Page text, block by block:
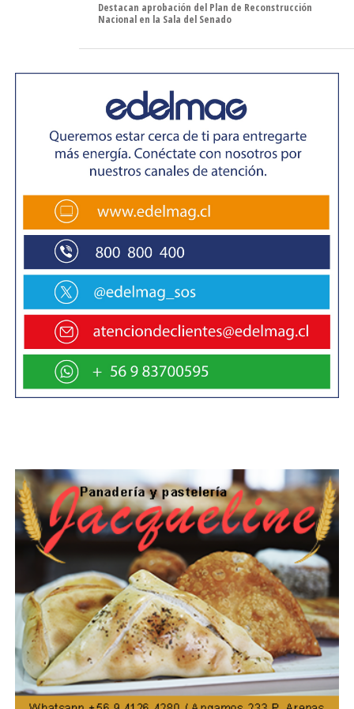
«Los Pincheiras del Sur».
Como broche de oro, «Tomo como rey» se presentó en
grupo pionero de la «nueva cumbia chilena» hizo bailar a
todo el público de la comuna rural, con un repertorio
propio que se nutre de cumbia, ska, rock e incluso
momentos de punk. El público coreó sus canciones más
famosas, como «el niño maravilla», «arriba de la pelota»,
«Estar en el aniversario de San Gregorio nos llena de
orgullo porque hemos recorrido varias partes de Chile,
incluido Punta Arenas varias veces, pero no habíamos
tenido la suerte de visitar San Gregorio. Agradecemos a
la gente por sus ganas de pasarlo bien, a pesar del frío»,
describió Rodrigo «Negro» Medel, vocalista de «Tomo
como Rey».
Además de los shows musicales, el «Huaso Filomeno»
llegó hasta San Gregorio a hacer reír a toda la
«Cuando comencé mi carrera, en los primeros años,
estuve en San Gregorio y ahora volver acá, y ser recibido
con mucho cariño, es excelente, un sueño», manifestó el
«Huaso Filomeno».
Finalmente, desde las 01:00 hrs. la comunidad de San
Gregorio participó de una gran fiesta en el Gimnasio
Municipal, en el que se presentó el Grupo Fortaleza.
Otras actividades de «Semana San Gregoriana
2024»
Destacan aprobación del Plan de Reconstrucción
Nacional en la Sala del Senado